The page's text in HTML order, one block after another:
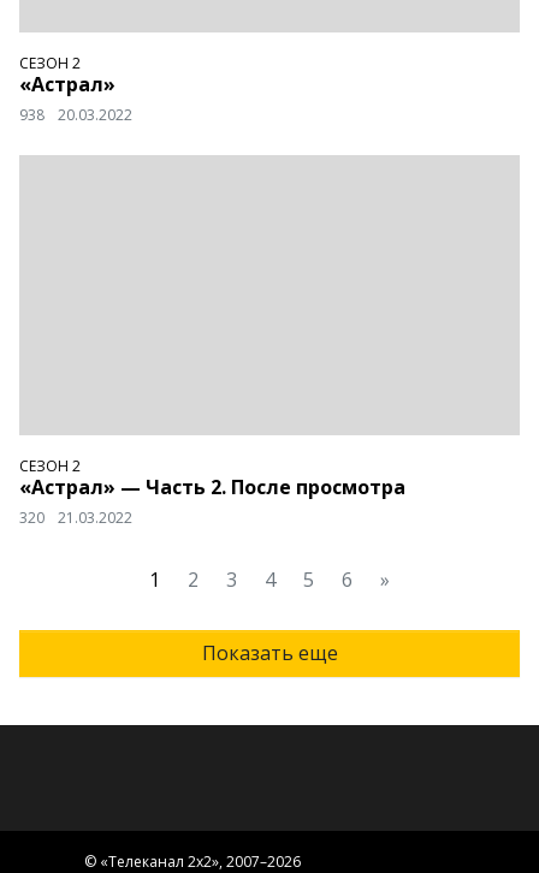
СЕЗОН 2
«Астрал»
938 20.03.2022
СЕЗОН 2
«Астрал» — Часть 2. После просмотра
320 21.03.2022
1 2 3 4 5 6 »
Показать еще
© «Телеканал 2x2», 2007–2026